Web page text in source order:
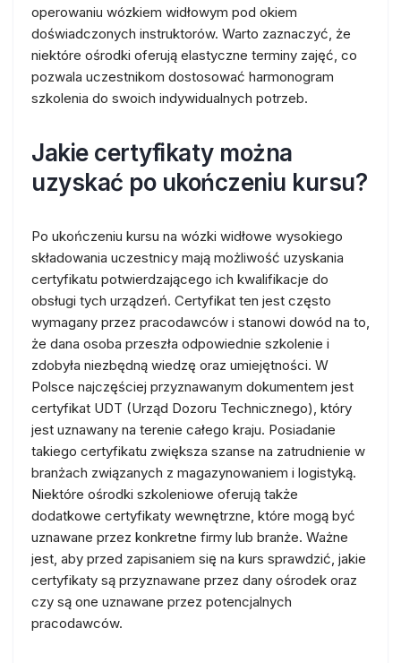
operowaniu wózkiem widłowym pod okiem
doświadczonych instruktorów. Warto zaznaczyć, że
niektóre ośrodki oferują elastyczne terminy zajęć, co
pozwala uczestnikom dostosować harmonogram
szkolenia do swoich indywidualnych potrzeb.
Jakie certyfikaty można
uzyskać po ukończeniu kursu?
Po ukończeniu kursu na wózki widłowe wysokiego
składowania uczestnicy mają możliwość uzyskania
certyfikatu potwierdzającego ich kwalifikacje do
obsługi tych urządzeń. Certyfikat ten jest często
wymagany przez pracodawców i stanowi dowód na to,
że dana osoba przeszła odpowiednie szkolenie i
zdobyła niezbędną wiedzę oraz umiejętności. W
Polsce najczęściej przyznawanym dokumentem jest
certyfikat UDT (Urząd Dozoru Technicznego), który
jest uznawany na terenie całego kraju. Posiadanie
takiego certyfikatu zwiększa szanse na zatrudnienie w
branżach związanych z magazynowaniem i logistyką.
Niektóre ośrodki szkoleniowe oferują także
dodatkowe certyfikaty wewnętrzne, które mogą być
uznawane przez konkretne firmy lub branże. Ważne
jest, aby przed zapisaniem się na kurs sprawdzić, jakie
certyfikaty są przyznawane przez dany ośrodek oraz
czy są one uznawane przez potencjalnych
pracodawców.